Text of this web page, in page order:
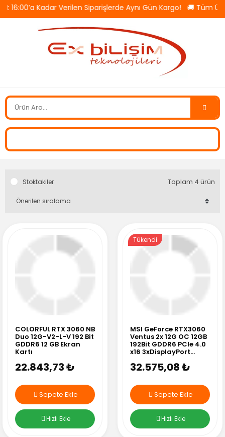
Kadar Verilen Siparişlerde Aynı Gün Kargo! 🚚 Tüm
Stoktakiler Toplam 4 ürün
COLORFUL RTX 3060 NB
Duo 12G-V2-L-V 192 Bit
GDDR6 12 GB Ekran
Kartı
22.843,73 ₺
Sepete Ekle
Hızlı Ekle
Tükendi
MSI GeForce RTX3060
Ventus 2x 12G OC 12GB
192Bit GDDR6 PCIe 4.0
x16 3xDisplayPort
32.575,08 ₺
Sepete Ekle
Hızlı Ekle